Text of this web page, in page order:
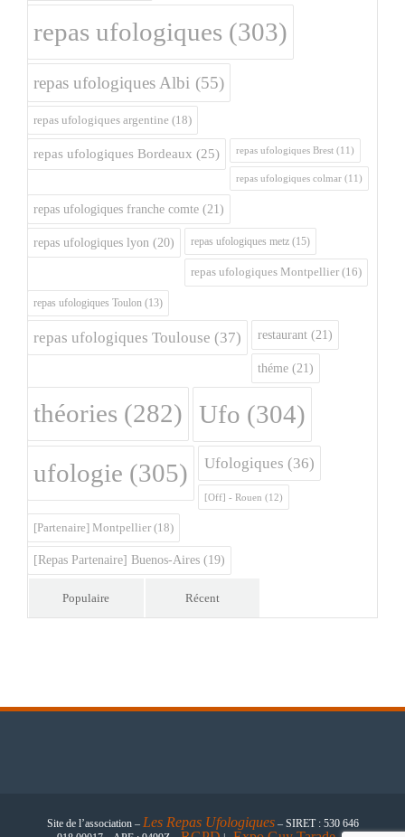
repas ufologiques (303)
repas ufologiques Albi (55)
repas ufologiques argentine (18)
repas ufologiques Bordeaux (25) repas ufologiques Brest (11)
repas ufologiques colmar (11)
repas ufologiques franche comte (21)
repas ufologiques lyon (20) repas ufologiques metz (15)
repas ufologiques Montpellier (16)
repas ufologiques Toulon (13)
repas ufologiques Toulouse (37) restaurant (21)
théme (21)
théories (282) Ufo (304)
ufologie (305) Ufologiques (36)
[Off] - Rouen (12)
[Partenaire] Montpellier (18)
[Repas Partenaire] Buenos-Aires (19)
Populaire Récent
Site de l’association – Les Repas Ufologiques– SIRET : 530 646